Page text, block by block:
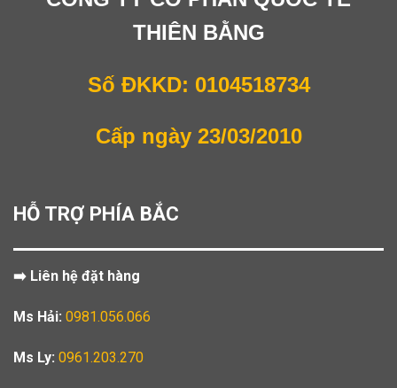
THIÊN BẰNG
Số ĐKKD: 0104518734
Cấp ngày 23/03/2010
HỖ TRỢ PHÍA BẮC
➡️ Liên hệ đặt hàng
Ms Hải: 0981.056.066
Ms Ly: 0961.203.270